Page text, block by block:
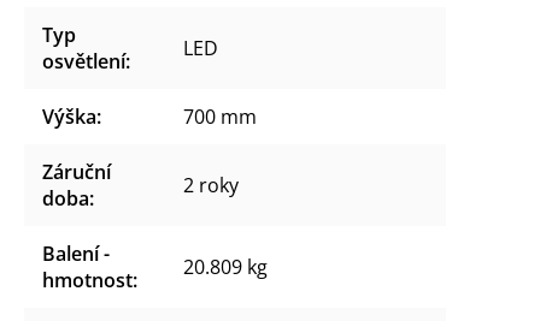
Typ
osvětlení: LED
Výška: 700 mm
Záruční
doba: 2 roky
Balení -
hmotnost: 20.809 kg